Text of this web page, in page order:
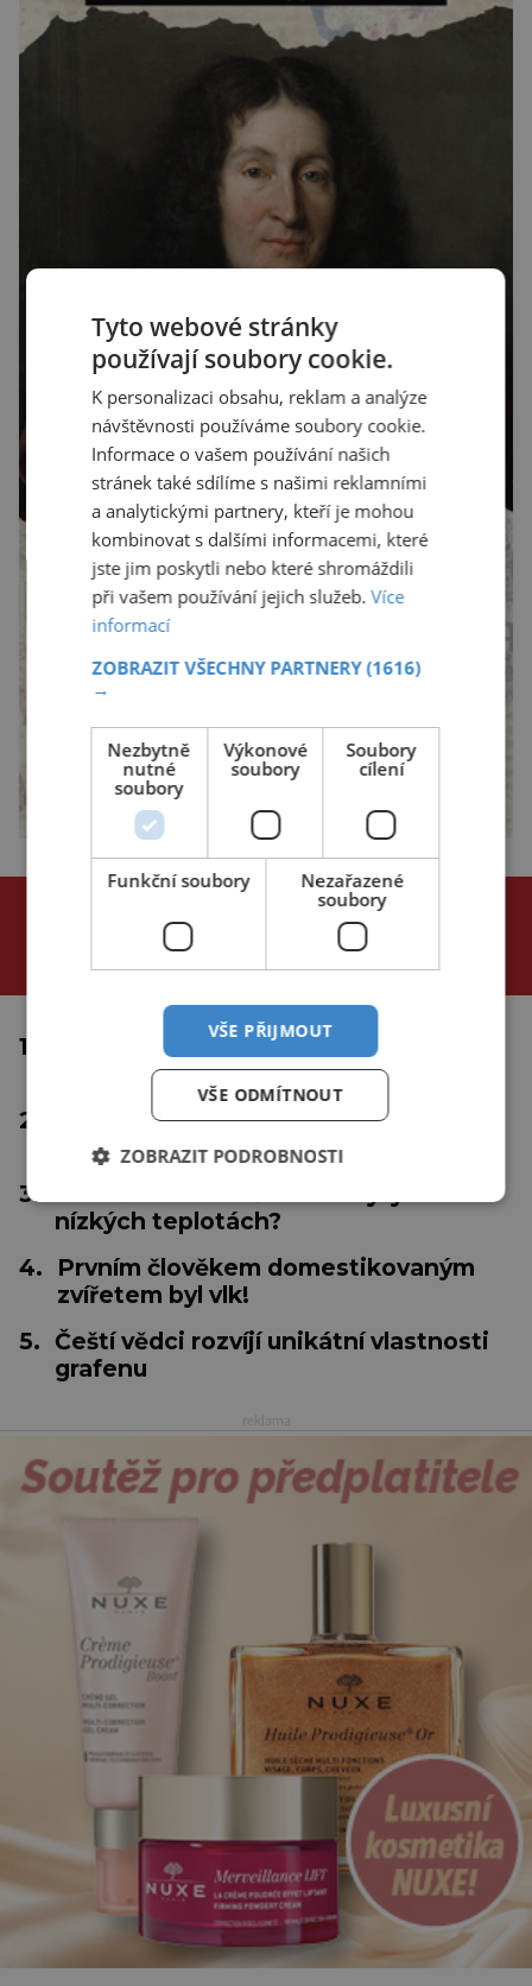
NEJČTENĚJŠÍ ČLÁNKY
24 hodin 3 dny týden
1.
Proč se tropické cyklóny netvoří u
rovníku?
2.
Inteligentní medicína: Nastává éra
"umělá"?
3.
nízkých teplotách?
4.
Prvním člověkem domestikovaným
zvířetem byl vlk!
5. Čeští vědci rozvíjí unikátní vlastnosti
grafenu
Tyto webové stránky
používají soubory cookie.
K personalizaci obsahu, reklam a analýze
návštěvnosti používáme soubory cookie.
Informace o vašem používání našich
stránek také sdílíme s našimi reklamními
a analytickými partnery, kteří je mohou
kombinovat s dalšími informacemi, které
jste jim poskytli nebo které shromáždili
při vašem používání jejich služeb.Více
informací
ZOBRAZIT VŠECHNY PARTNERY(1616)
→
Nezbytně
nutné
soubory
Výkonové
soubory
Soubory
cílení
Funkční soubory
Nezařazené
soubory
VŠE PŘIJMOUT
VŠE ODMÍTNOUT
ZOBRAZIT PODROBNOSTI